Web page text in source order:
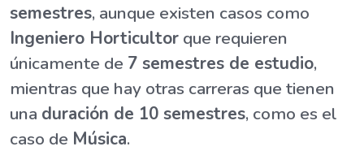
semestres, aunque existen casos como
Ingeniero Horticultor que requieren
únicamente de 7 semestres de estudio,
mientras que hay otras carreras que tienen
una duración de 10 semestres, como es el
caso de Música.